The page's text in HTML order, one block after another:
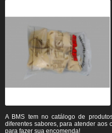
A BMS tem no catálogo de
diferentes sabores, para atender aos
para fazer sua encomenda!